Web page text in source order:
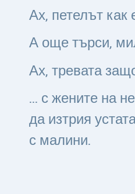
Ах, петелът как
А още търси,
Ах, тревата
… с жените на
да изтрия
с малини.